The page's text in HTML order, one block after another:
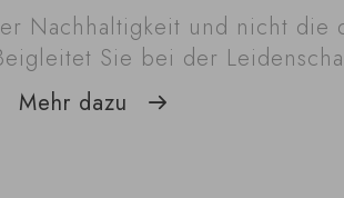
Nachhaltigkeit und nicht die
Sie bei der
Mehr dazu